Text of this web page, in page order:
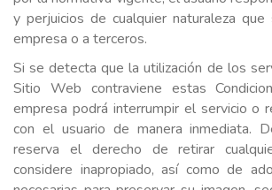
y perjuicios de cualquier naturaleza
empresa o a terceros.
Si se detecta que la utilización de los
Sitio Web contraviene estas
empresa podrá interrumpir el servicio o
con el usuario de manera inmediata.
reserva el derecho de retirar
considere inapropiado, así como de